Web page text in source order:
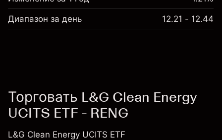
Диапазон за день 12.21 - 12.44
Торговать L&G Clean Energy
UCITS ETF - RENG
L&G Clean Energy UCITS ETF